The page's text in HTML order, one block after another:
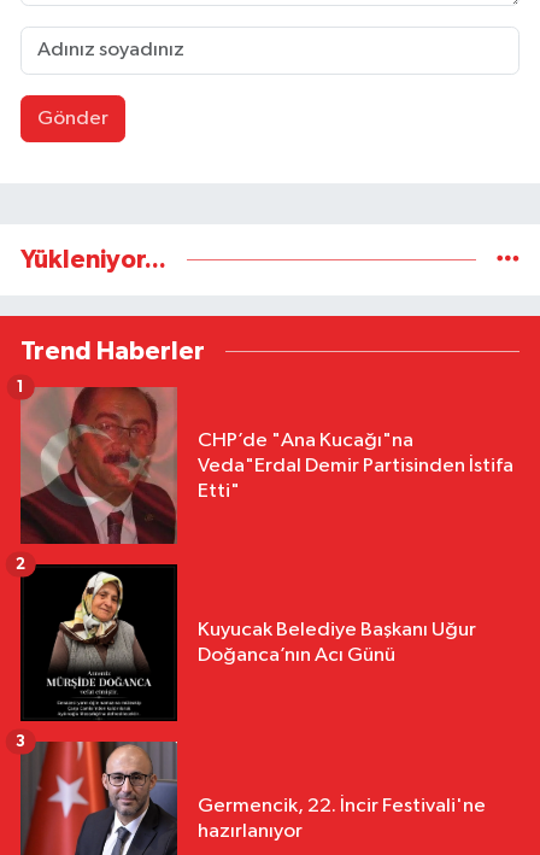
Gönder
Yükleniyor...
Trend Haberler
CHP’de "Ana Kucağı"na
Veda"Erdal Demir Partisinden İstifa
Etti"
1
Kuyucak Belediye Başkanı Uğur
Doğanca’nın Acı Günü
2
Germencik, 22. İncir Festivali'ne
hazırlanıyor
3